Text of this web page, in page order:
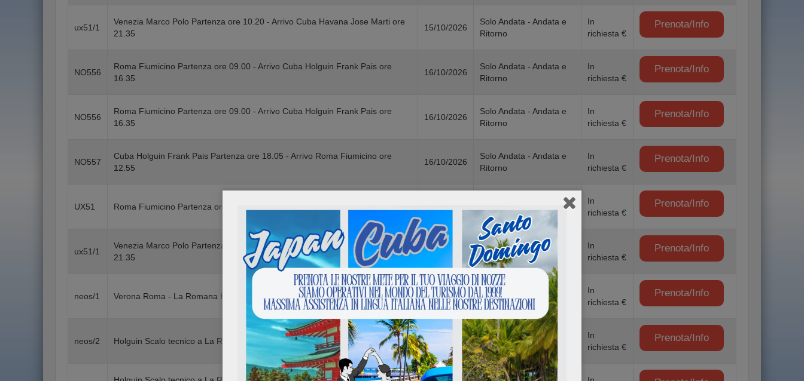
ux51/1
Venezia Marco Polo Partenza ore 10.20 - Arrivo Cuba Havana Jose Marti ore
21.35
15/10/2026
Solo Andata - Andata e
Ritorno
In
richiesta €
Prenota/Info
NO556
Roma Fiumicino Partenza ore 09.00 - Arrivo Cuba Holguin Frank Pais ore
16.35
16/10/2026
Solo Andata - Andata e
Ritorno
In
richiesta €
Prenota/Info
NO556
Roma Fiumicino Partenza ore 09.00 - Arrivo Cuba Holguin Frank Pais ore
16.35
16/10/2026
Solo Andata - Andata e
Ritorno
In
richiesta €
Prenota/Info
NO557
Cuba Holguin Frank Pais Partenza ore 18.05 - Arrivo Roma Fiumicino ore
12.55
16/10/2026
Solo Andata - Andata e
Ritorno
In
richiesta €
Prenota/Info
UX51 Roma Fiumicino Partenza ore 10.30 - Arrivo Cuba Havana ore 19.45
Solo Andata - Andata e
Ritorno
In
richiesta €
Prenota/Info
ux51/1
Venezia Marco Polo Partenza ore 10.20 - Arrivo Cuba Havana Jose Marti ore
21.35
22/10/2026
Solo Andata - Andata e
Ritorno
In
richiesta €
Prenota/Info
neos/1 Verona Roma - La Romana Holguin orari da riconfermare 23/10/2026
Solo Andata - Andata e
Ritorno
In
richiesta €
Prenota/Info
neos/2 Holguin Scalo tecnico a La Romana - Verona Villafranca orari da riconfermare 23/10/2026
Solo Andata - Andata e
Ritorno
In
richiesta €
Prenota/Info